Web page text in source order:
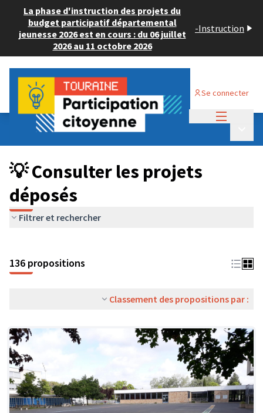
La phase d'instruction des projets du
budget participatif départemental
jeunesse 2026 est en cours : du 06 juillet
2026 au 11 octobre 2026
-Instruction
Se connecter
Budget Participatif JEUNESSE 2024
💡 Consulter les projets déposés
💡 Consulter les projets
déposés
Filtrer et rechercher
136 propositions
Classement des propositions par :